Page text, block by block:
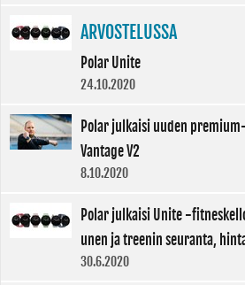
ARVOSTELUSSA
Polar Unite
24.10.2020
Polar julkaisi uuden
Vantage V2
8.10.2020
Polar julkaisi Unite -
unen ja treenin seuranta,
30.6.2020